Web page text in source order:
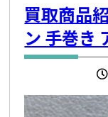
買取商品
ン 手巻き